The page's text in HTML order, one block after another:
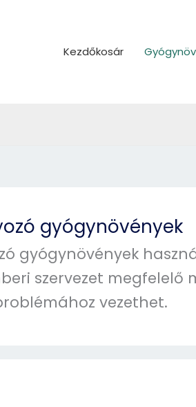
Kezdőkosár
gyógynövények
gyógynövények
szervezet
vezethet.